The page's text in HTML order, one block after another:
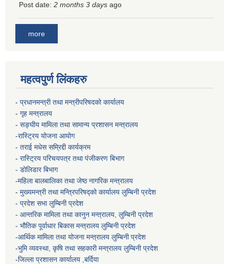
Post date: 2 months 3 days ago
more
महत्वपुर्ण लिंकहरु
- प्रधानमन्त्री तथा मन्त्रीपरिषदको कार्यालय
- गृह मन्त्रालय
- सङ्घीय मामिला तथा सामान्य प्रशासन मन्त्रालय
-रास्ट्रिय योजना आयोग
- तराई मधेस सम्रिद्दी कार्यक्रम
- रास्ट्रिय परिचयपत्र तथा पंजीकरण बिभाग
- डोलिडार बिभाग
-महिला बालबालिका तथा जेष्ठ नागरिक मन्त्रालय
- मुख्यमन्त्री तथा मन्त्रिपरिषद्को कार्यालय लुम्बिनी प्रदेश
- प्रदेश सभा लुम्बिनी प्रदेश
- आन्तरिक मामिला तथा कानुन मन्त्रालय, लुम्बिनी प्रदेश
- भौतिक पूर्वाधार बिकास मन्त्रालय लुम्बिनी प्रदेश
-आर्थिक मामिला तथा योजना मन्त्रालय लुम्बिनी प्रदेश
-भुमि व्यवस्था, कृषि तथा सहकारी मन्त्रालय लुम्बिनी प्रदेश
-जिल्ला प्रशासन कार्यालय ,बर्दिया